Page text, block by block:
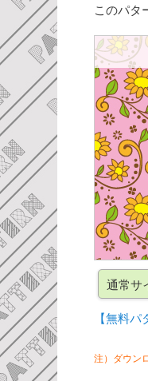
このパタ
【無料
注）ダウン